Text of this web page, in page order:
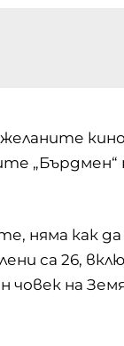
„Бърдмен“
няма как
са 26,
на